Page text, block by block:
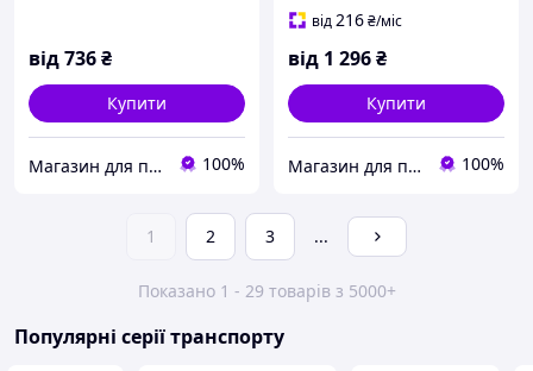
від736₴
Купити
Магазин для професіоналів 100%
від216₴/міс
від 1 296₴
Купити
Магазин для професіоналів 100%
1 2 3 ...
Показано 1 - 29 товарів з 5000+
Популярні серії транспорту